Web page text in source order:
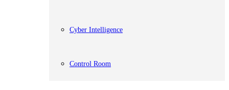
Cyber Intelligence
Control Room